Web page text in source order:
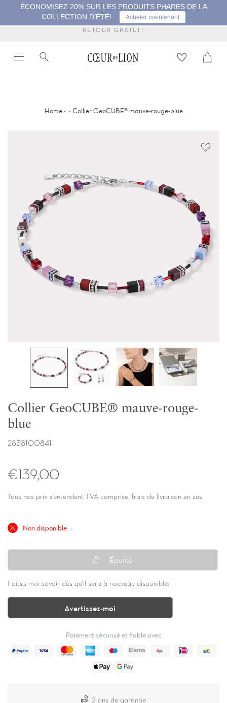
ÉCONOMISEZ 20% SUR LES PRODUITS PHARES DE LA
COLLECTION D'ÉTÉ!
Acheter maintenant
RETOUR GRATUIT
Home · · Collier GeoCUBE® mauve-rouge-blue
Collier GeoCUBE® mauve-rouge-
blue
2838100841
€139,00
Tous nos prix s’entendent TVA comprise, frais de livraison en sus
Non disponible
Épuisé
Faites-moi savoir dès qu'il sera à nouveau disponible:
Avertissez-moi
Paiement sécurisé et fiable avec
2 ans de garantie